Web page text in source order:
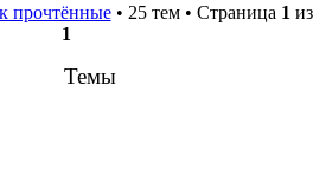
прочтённые• 25 тем • Страница 1 из
1
Темы